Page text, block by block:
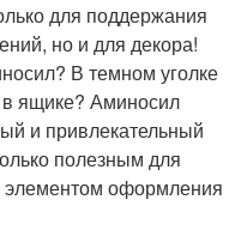
для поддержания
но и для декора!
В темном уголке
ящике? Аминосил
и привлекательный
полезным для
элементом оформления